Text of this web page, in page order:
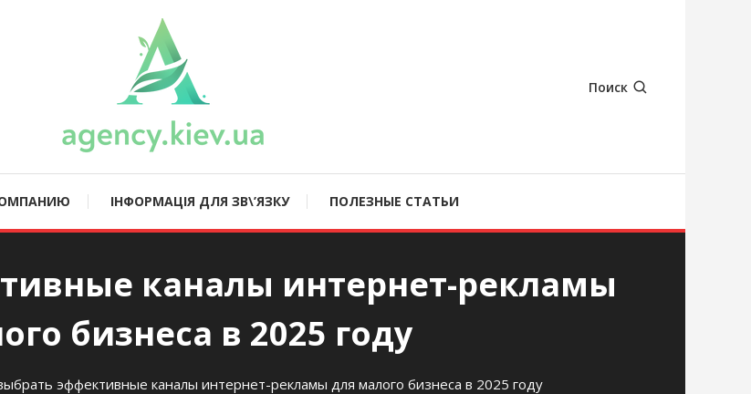
Поиск
ІНФОРМАЦІЯ ДЛЯ ЗВ\’ЯЗКУ ПОЛЕЗНЫЕ СТАТЬИ
каналы интернет-рекламы
бизнеса в 2025 году
эффективные каналы интернет-рекламы для малого бизнеса в 2025 году